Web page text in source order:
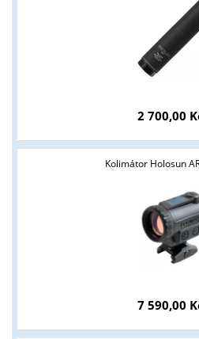
2 700,00
Kolimátor Holosun
7 590,00
Tyto stránky jsou určeny pouze